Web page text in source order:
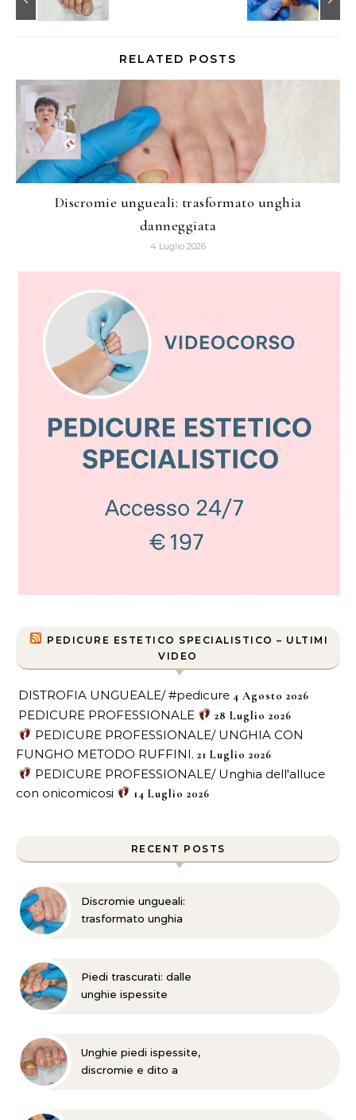
RELATED POSTS
Discromie ungueali: trasformato unghia
danneggiata
4 Luglio 2026
PEDICURE ESTETICO SPECIALISTICO – ULTIMI
VIDEO
DISTROFIA UNGUEALE/ #pedicure 4 Agosto 2026
PEDICURE PROFESSIONALE 28 Luglio 2026
PEDICURE PROFESSIONALE/ UNGHIA CON
FUNGHO METODO RUFFINI. 21 Luglio 2026
PEDICURE PROFESSIONALE/ Unghia dell'alluce
con onicomicosi
14 Luglio 2026
RECENT POSTS
Discromie ungueali:
trasformato unghia
Piedi trascurati: dalle
unghie ispessite
Unghie piedi ispessite,
discromie e dito a